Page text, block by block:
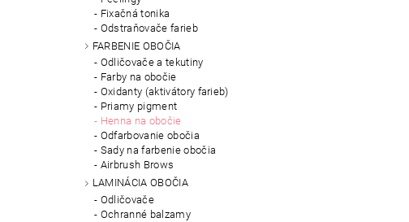
Fixačná tonika
Odstraňovače farieb
FARBENIE OBOČIA
Odličovače a tekutiny
Farby na obočie
Oxidanty (aktivátory farieb)
Priamy pigment
Henna na obočie
Odfarbovanie obočia
Sady na farbenie obočia
Airbrush Brows
LAMINÁCIA OBOČIA
Odličovače
Ochranné balzamy